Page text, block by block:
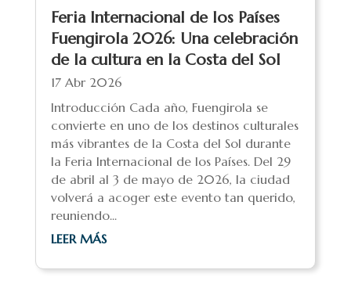
Feria Internacional de los Países
Fuengirola 2026: Una celebración
de la cultura en la Costa del Sol
17 Abr 2026
Introducción Cada año, Fuengirola se
convierte en uno de los destinos culturales
más vibrantes de la Costa del Sol durante
la Feria Internacional de los Países. Del 29
de abril al 3 de mayo de 2026, la ciudad
volverá a acoger este evento tan querido,
reuniendo...
LEER MÁS